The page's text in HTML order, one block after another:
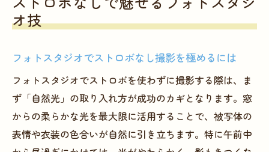
オ技
フォトスタジオでストロボなし撮影を極めるには
フォトスタジオでストロボを使わずに撮影する際は、ま
ず「自然光」の取り入れ方が成功のカギとなります。窓
からの柔らかな光を最大限に活用することで、被写体の
表情や衣装の色合いが自然に引き立ちます。特に午前中